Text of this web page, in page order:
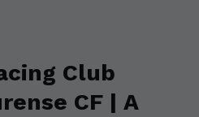
Club
CF | A